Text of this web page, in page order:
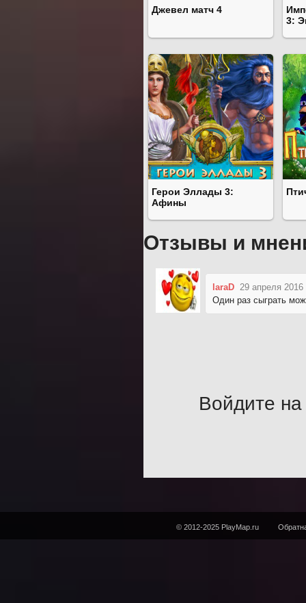
Джевел матч 4
3:
Герои Эллады 3:
Афины
Отзывы и
laraD 29 апреля 2016
Один раз сыграть
Войдите на
© 2012-2025 PlayMap.ru